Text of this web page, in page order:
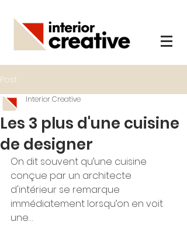
Post
Les 3 plus d'une cuisine
de designer
Interior Creative
On dit souvent qu’une cuisine
conçue par un architecte
d'intérieur se remarque
immédiatement lorsqu’on en voit
une…